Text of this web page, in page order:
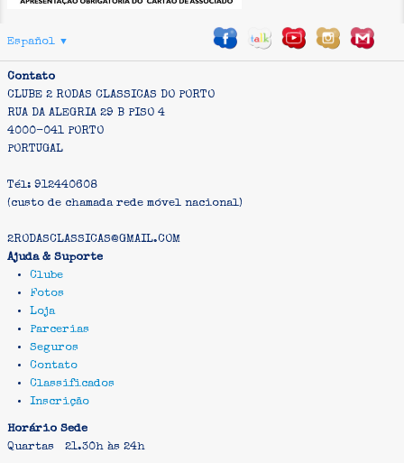
Español ▼
Contato
CLUBE 2 RODAS CLASSICAS DO PORTO
RUA DA ALEGRIA 29 B PISO 4
4000-041 PORTO
PORTUGAL
Tél: 912440608
(custo de chamada rede móvel nacional)
2RODASCLASSICAS@GMAIL.COM
Ajuda & Suporte
Clube
Fotos
Loja
Parcerias
Seguros
Contato
Classificados
Inscrição
Horário Sede
Quartas 21.30h às 24h